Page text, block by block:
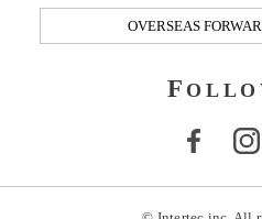
OVERSEAS
F